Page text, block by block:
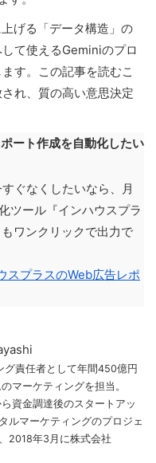
げる「データ構造」の
て使えるGeminiのプロ
す。この記事を読むこ
れ、質の高い意思決定
ート作成を自動化したい
ぐなくしたいなら、月
ツール『インハウスプラ
ワンクリックで出力で
スプラスのWeb広告レポ
グ責任者として年間450億円
マーケティングを担当。
資金調達後のスタートアッ
ルマーケティングのプロジェ
2018年3月に株式会社